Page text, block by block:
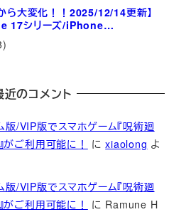
ら大変化！！2025/12/14更新】
17シリーズ/iPhone…
近のコメント
/VIP版でスマホゲーム『呪術廻
がご利用可能に！
にxiaolong よ
/VIP版でスマホゲーム『呪術廻
がご利用可能に！
に Ramune H